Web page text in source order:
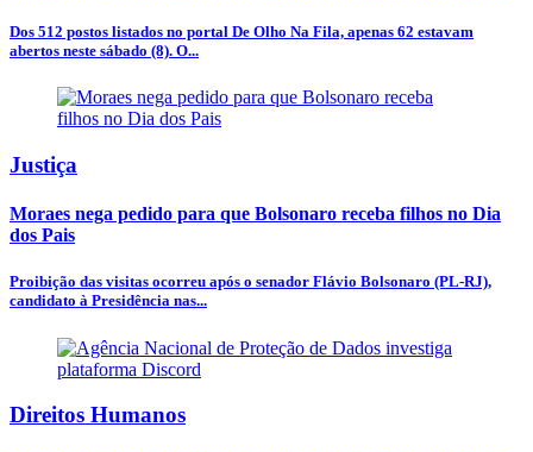
Dos 512 postos listados no portal De Olho Na Fila, apenas 62 estavam
abertos neste sábado (8). O...
Justiça
Moraes nega pedido para que Bolsonaro receba filhos no Dia
dos Pais
Proibição das visitas ocorreu após o senador Flávio Bolsonaro (PL-RJ),
candidato à Presidência nas...
Direitos Humanos